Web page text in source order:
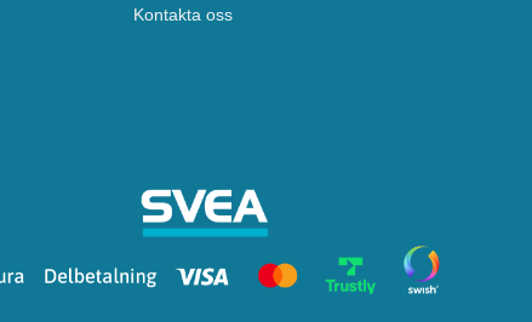
Kontakta oss